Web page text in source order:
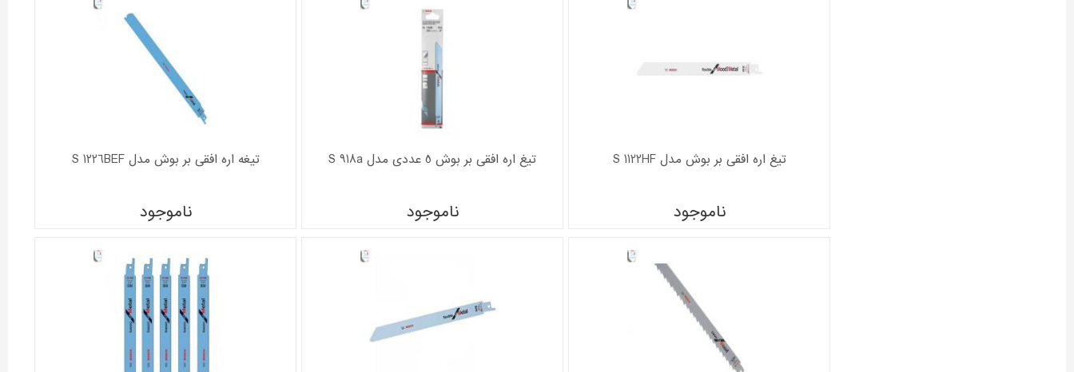
تیغ اره افقی بر بوش مدل S 1122HF
ناموجود
تیغ اره افقی بر بوش 5 عددی مدل S 918a
ناموجود
تیغه اره افقی بر بوش مدل S 1226BEF
ناموجود